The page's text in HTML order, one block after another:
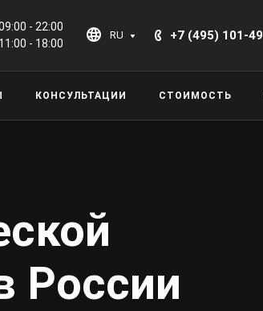
- 22:00
- 18:00
RU +7 (495) 101-
КОНСУЛЬТАЦИИ СТОИМОСТЬ
России